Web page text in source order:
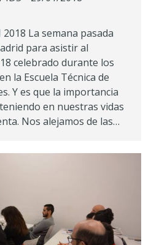
La semana pasada
para asistir al
celebrado durante los
la Escuela Técnica de
Y es que la importancia
en nuestras vidas
Nos alejamos de las…